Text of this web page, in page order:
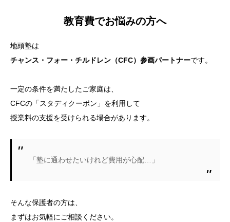
教育費でお悩みの方へ
地頭塾は
チャンス・フォー・チルドレン（CFC）参画パートナーです。
一定の条件を満たしたご家庭は、
CFCの「スタディクーポン」を利用して
授業料の支援を受けられる場合があります。
「塾に通わせたいけれど費用が心配…」
そんな保護者の方は、
まずはお気軽にご相談ください。